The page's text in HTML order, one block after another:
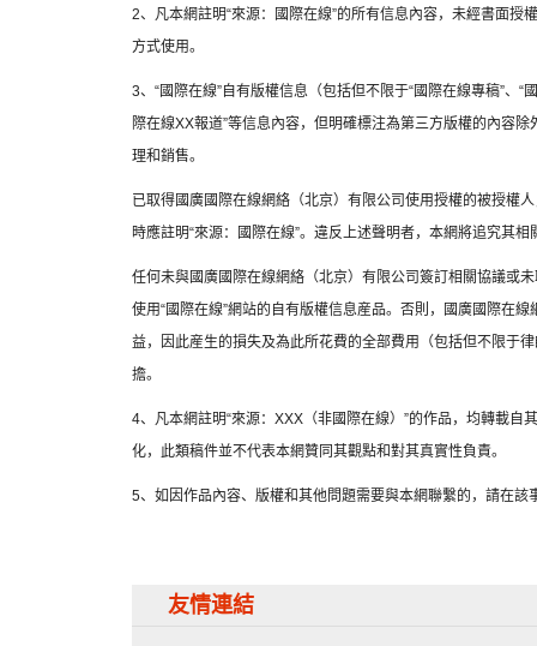
2、凡本網註明“來源：國際在線”的所有信息內容，未經書面
方式使用。
3、“國際在線”自有版權信息（包括但不限于“國際在線專稿”、“
際在線XX報道”等信息內容，但明確標注為第三方版權的內容
理和銷售。
已取得國廣國際在線網絡（北京）有限公司使用授權的被授權
時應註明“來源：國際在線”。違反上述聲明者，本網將追究其相
任何未與國廣國際在線網絡（北京）有限公司簽訂相關協議或
使用“國際在線”網站的自有版權信息産品。否則，國廣國際在
益，因此産生的損失及為此所花費的全部費用（包括但不限于
擔。
4、凡本網註明“來源：XXX（非國際在線）”的作品，均轉載自
化，此類稿件並不代表本網贊同其觀點和對其真實性負責。
5、如因作品內容、版權和其他問題需要與本網聯繫的，請在該
友情連結